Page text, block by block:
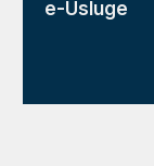
e-Usluge